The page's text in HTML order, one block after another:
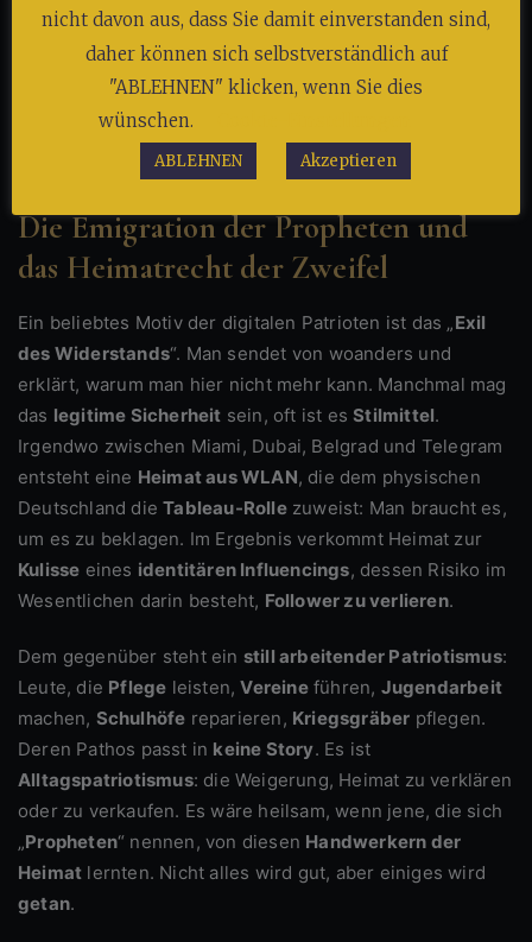
verträgt Kontext: Wer löste den Krieg aus, wer führte
ihn, wer litt, wer litt wann und warum? Nur wenn man
auf beiden Seiten: hier die glatte
Staatsnarration, dort die rauhe Gegenrechnung.
Die Emigration der Propheten und
das Heimatrecht der Zweifel
Ein beliebtes Motiv der digitalen Patrioten ist das „Exil
des Widerstands“. Man sendet von woanders und
erklärt, warum man hier nicht mehr kann. Manchmal mag
das legitime Sicherheit sein, oft ist es Stilmittel.
Irgendwo zwischen Miami, Dubai, Belgrad und Telegram
entsteht eine Heimat aus WLAN, die dem physischen
Deutschland dieTableau-Rollezuweist: Man braucht es,
um es zu beklagen. Im Ergebnis verkommt Heimat zur
Kulisse eines identitären Influencings, dessen Risiko im
Wesentlichen darin besteht, Follower zu verlieren.
Dem gegenüber steht ein still arbeitender Patriotismus:
Leute, die Pflege leisten,Vereineführen, Jugendarbeit
machen, Schulhöfe reparieren, Kriegsgräber pflegen.
Deren Pathos passt in keine Story. Es ist
Alltagspatriotismus: die Weigerung, Heimat zu verklären
oder zu verkaufen. Es wäre heilsam, wenn jene, die sich
„Propheten“ nennen, von diesen Handwerkern der
Heimat lernten. Nicht alles wird gut, aber einiges wird
getan.
nicht davon aus, dass Sie damit einverstanden sind,
daher können sich selbstverständlich auf
"ABLEHNEN" klicken, wenn Sie dies
wünschen.
ABLEHNEN Akzeptieren